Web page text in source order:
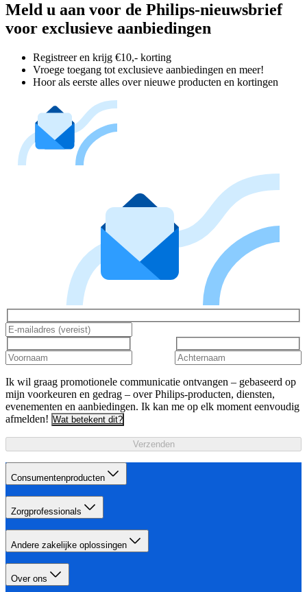
Meld u aan voor de Philips-nieuwsbrief
voor exclusieve aanbiedingen
Registreer en krijg €10,- korting
Vroege toegang tot exclusieve aanbiedingen en meer!
Hoor als eerste alles over nieuwe producten en kortingen
Ik wil graag promotionele communicatie ontvangen – gebaseerd op
mijn voorkeuren en gedrag – over Philips-producten, diensten,
evenementen en aanbiedingen. Ik kan me op elk moment eenvoudig
afmelden! Wat betekent dit?
Verzenden
Consumentenproducten
Zorgprofessionals
Andere zakelijke oplossingen
Over ons